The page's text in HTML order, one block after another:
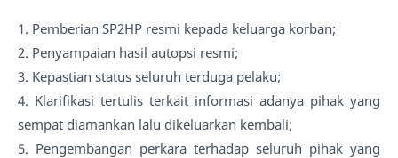
1. Pemberian SP2HP resmi kepada keluarga korban;
2. Penyampaian hasil autopsi resmi;
3. Kepastian status seluruh terduga pelaku;
4. Klarifikasi tertulis terkait informasi adanya pihak yang
sempat diamankan lalu dikeluarkan kembali;
5. Pengembangan perkara terhadap seluruh pihak yang